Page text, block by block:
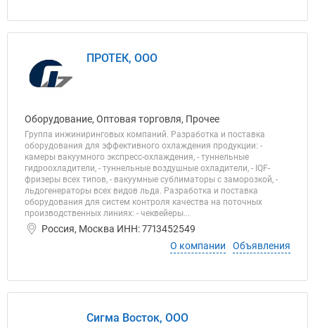
ПРОТЕК, ООО
Оборудование, Оптовая торговля, Прочее
Группа инжиниринговых компаний. Разработка и поставка
оборудования для эффективного охлаждения продукции: -
камеры вакуумного экспресс-охлаждения, - туннельные
гидроохладители, - туннельные воздушные охладители, - IQF-
фризеры всех типов, - вакуумные сублиматоры с заморозкой, -
льдогенераторы всех видов льда. Разработка и поставка
оборудования для систем контроля качества на поточных
производственных линиях: - чеквейеры...
Россия, Москва ИНН: 7713452549
О компании
Объявления
Сигма Восток, ООО